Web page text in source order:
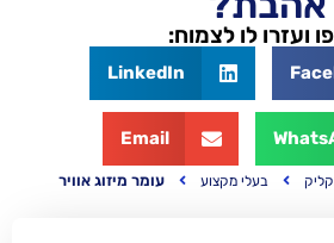
Email
עומר מיזוג אוויר